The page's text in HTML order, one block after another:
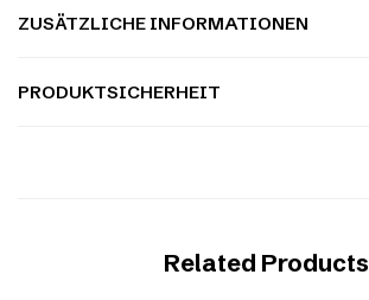
ZUSÄTZLICHE INFORMATIONEN
PRODUKTSICHERHEIT
Related Products